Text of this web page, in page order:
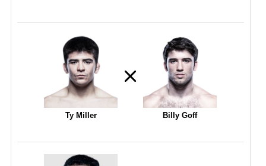
Ty Miller Billy Goff